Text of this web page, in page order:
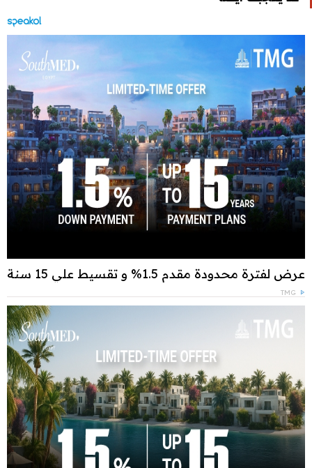
عرض لفترة محدودة مقدم 1.5% و تقسيط علي 15 سنة
TMG